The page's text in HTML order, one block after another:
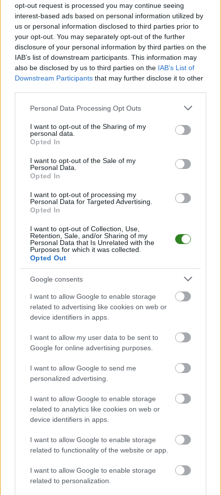
opt-out request is processed you may continue seeing
interest-based ads based on personal information utilized by
us or personal information disclosed to third parties prior to
your opt-out. You may separately opt-out of the further
disclosure of your personal information by third parties on the
IAB’s list of downstream participants. This information may
also be disclosed by us to third parties on the IAB’s List of
Downstream Participants that may further disclose it to other
Please note that this website/app uses one or more Google
not limited to your visit or usage behaviour. You may click to
grant or deny consent to Google and its third-party tags to
use your data for below specified purposes in below Google
consent section.
Personal Data Processing Opt Outs
I want to opt-out of the Sharing of my
personal data.
Opted In
I want to opt-out of the Sale of my
Personal Data.
Opted In
I want to opt-out of processing my
Personal Data for Targeted Advertising.
Opted In
I want to opt-out of Collection, Use,
Retention, Sale, and/or Sharing of my
Personal Data that Is Unrelated with the
Purposes for which it was collected.
Opted Out
Google consents
I want to allow Google to enable storage
related to advertising like cookies on web or
device identifiers in apps.
I want to allow my user data to be sent to
Google for online advertising purposes.
I want to allow Google to send me
personalized advertising.
I want to allow Google to enable storage
related to analytics like cookies on web or
device identifiers in apps.
I want to allow Google to enable storage
related to functionality of the website or app.
I want to allow Google to enable storage
related to personalization.
Wynik meczu Łęg Łowce vs Pogórze Rokietnica
Po zakończeniu spotkania automatycznie publikujemyoficjalny wynik
spotkania, a także dane meczowe, jeśli są dostępne.
Pełny harmonogram rozgrywek dostępny jest tutaj:Jarosław > Klasa B -
terminarz.
Informacje o składach i strzelcach
rezerwowych, zmiany oraz listę strzelców bramek. Informacje te
Jeśli jesteś kibicem klubu Łęg Łowce lub Pogórze Rokietnica - zaglądaj
tutaj częściej. Nasz serwis regularnie dostarcza informacje o
PodkarpacieLive.pl to największa bazameczów lokalnych drużyn
piłkarskichw województwie. Sprawdź nasze relacje, śledź ulubioną ligę i
bądź na bieżąco z wydarzeniami z boisk!
Analiza przed meczem: Łęg Łowce vs Pogórze Rokietnica
Łęg Łowce - Pogórze Rokietnica
października 2024. Początek meczu o godz. 11:00.
Łęg Łowceprzystępuje do tego spotkania w roli gospodarza. Jak
drużyna radzi sobie w sezonie 2024/2025 rozgrywek Jarosław > Klasa B
przed własną publicznością? Na tej stronie możecie zobaczyć tabelę
uwzględniającą tylko mecze u siebie. W tabeli biorącej pod uwagę tylko
mecze wyjazdowe możecie natomiast sprawdzić jak spisuje się klub
Jarosław > Klasa B - sytuacja w tabeli
Przed meczami 11. kolejki - Jarosław > Klasa B gospodarze (Łęg Łowce)
miejscu.
Poniżej znajdziesz także ostatnie mecze obu drużyn oraz statystyki
Łęg Łowce vs. Pogórze Rokietnica - relacja, wynik na żywo,
transmisja
Wynik meczu Łęg Łowce - Pogórze Rokietnica znajdziesz na naszej stronie
zaraz po jego zakończeniu. Jeżeli szukasz informacji meczowych, zajrzyj
Łęg Łowce vs. Pogórze Rokietnica - wynik, składy, strzelcy
Jeżeli w internecie lub TV dostępna jest
albo innych spotkań Jarosław >
Klasa B na pewno znajdziesz takie informacje na naszym portalu. Możliwe
jednak, że nigdzie nie pojawi się stream online z tego pojedynku. Śledź